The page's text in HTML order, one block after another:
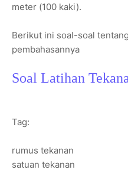
meter (100 kaki).
Berikut ini soal-soal
pembahasannya
Soal Latihan
Tag:
rumus tekanan
satuan tekanan